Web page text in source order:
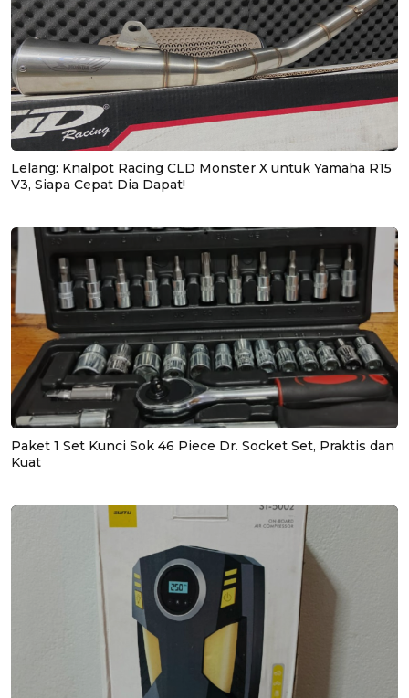
Lelang: Knalpot Racing CLD Monster X untuk Yamaha R15
V3, Siapa Cepat Dia Dapat!
Paket 1 Set Kunci Sok 46 Piece Dr. Socket Set, Praktis dan
Kuat